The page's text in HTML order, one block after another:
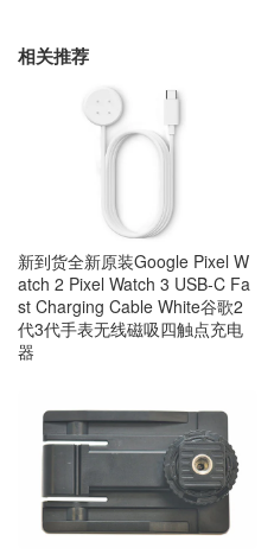
相关推荐
新到货全新原装Google Pixel W
atch 2 Pixel Watch 3 USB-C Fa
st Charging Cable White谷歌2
代3代手表无线磁吸四触点充电
器